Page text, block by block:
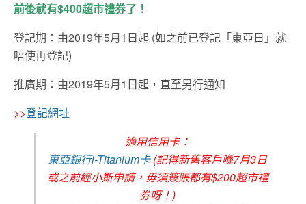
前後就有$400超市禮券了！
登記期：由2019年5月1日起 (如之前已登記「東亞日」就
唔使再登記)
推廣期：由2019年5月1日起，直至另行通知
>>登記網址
適用信用卡：
東亞銀行i-Titanium卡(記得新舊客戶喺7月3日
或之前經小斯申請，毋須簽賬都有$200超市禮
券呀！)